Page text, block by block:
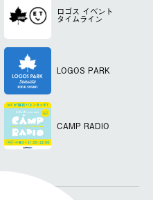
ロゴス イベント
タイムライン
LOGOS PARK
CAMP RADIO